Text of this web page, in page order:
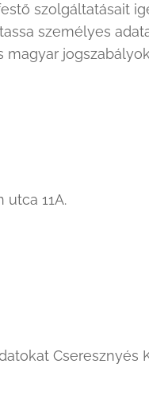
szolgáltatásait
személyes
utca 11A.
Cseresznyés